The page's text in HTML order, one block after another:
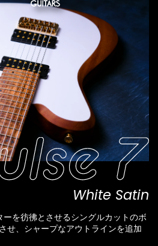
White Satin
ーを彷彿とさせるシングルカットのボ
せ、シャープなアウトラインを追加